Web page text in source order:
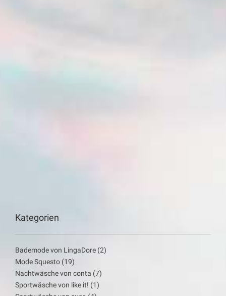
Kategorien
Bademode von LingaDore (2)
Mode Squesto (19)
Nachtwäsche von conta (7)
Sportwäsche von like it! (1)